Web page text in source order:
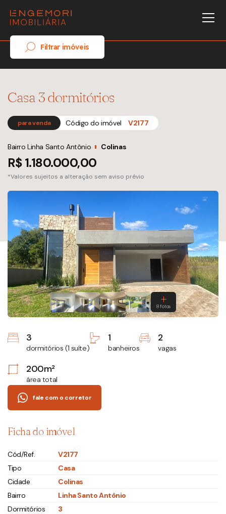
Filtrar imóveis
Casa 3 dormitórios
para venda Código do imóvel V2177
Bairro Linha Santo Antônio Colinas
R$ 1.180.000,00
*Valores sujeitos a alteração sem aviso prévio
3
dormitórios (1 suíte)
1
banheiros
2
vagas
200m²
área total
fale com o corretor
Ficha do imóvel
Cód/Ref.
V2177
Tipo
Casa
Cidade
Colinas
Bairro
Linha Santo Antônio
Dormitórios
3